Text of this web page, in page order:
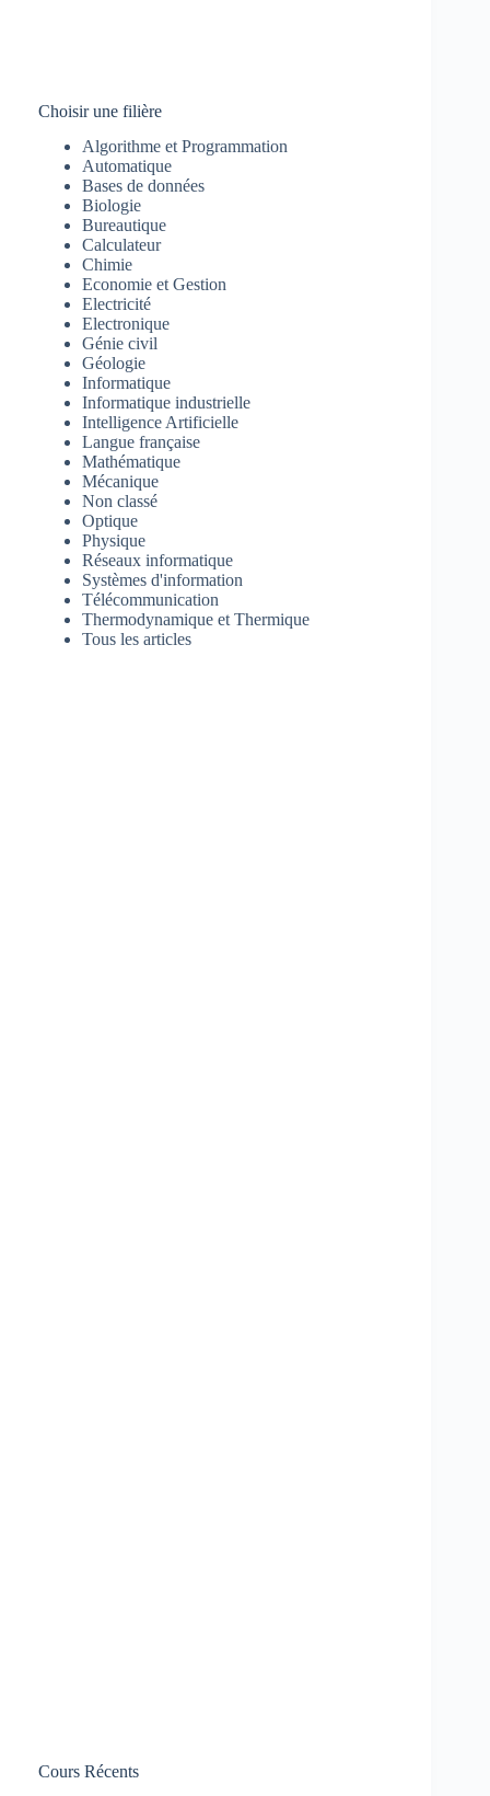
Choisir une filière
Algorithme et Programmation
Automatique
Bases de données
Biologie
Bureautique
Calculateur
Chimie
Economie et Gestion
Electricité
Electronique
Génie civil
Géologie
Informatique
Informatique industrielle
Intelligence Artificielle
Langue française
Mathématique
Mécanique
Non classé
Optique
Physique
Réseaux informatique
Systèmes d'information
Télécommunication
Thermodynamique et Thermique
Tous les articles
Cours Récents